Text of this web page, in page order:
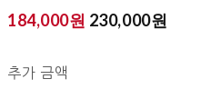
184,000원 230,000원
추가 금액